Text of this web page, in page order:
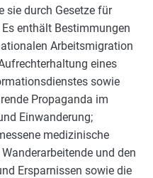
sie durch Gesetze für
enthält Bestimmungen
Arbeitsmigration
eines
sowie
Propaganda im
Einwanderung;
medizinische
und den
Ersparnissen sowie die